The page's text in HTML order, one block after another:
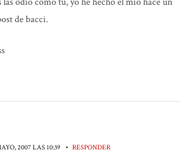
de bacci.
2007 LAS 10:39 • RESPONDER